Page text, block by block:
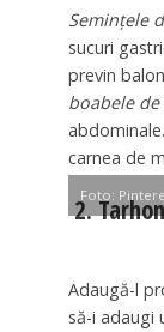
Seminţele
sucuri
previn
boabele
carnea de
2. Tarhon
Foto:
Adaugă-l
să-i adaugi